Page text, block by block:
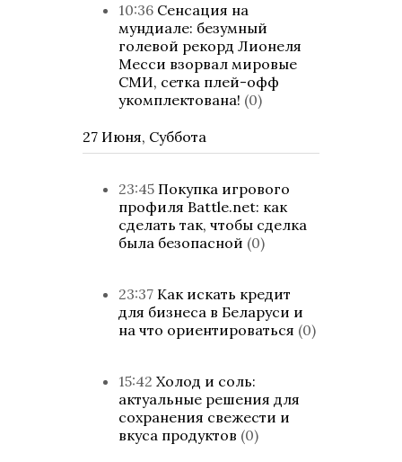
10:36 Сенсация на
мундиале: безумный
голевой рекорд Лионеля
Месси взорвал мировые
СМИ, сетка плей-офф
укомплектована! (0)
27 Июня, Суббота
23:45 Покупка игрового
профиля Battle.net: как
сделать так, чтобы сделка
была безопасной (0)
23:37 Как искать кредит
для бизнеса в Беларуси и
на что ориентироваться (0)
15:42 Холод и соль:
актуальные решения для
сохранения свежести и
вкуса продуктов (0)